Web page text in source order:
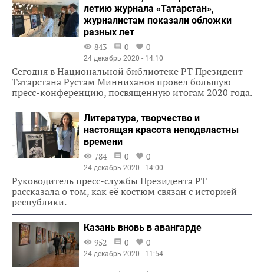
летию журнала «Татарстан»,
журналистам показали обложки
разных лет
843
0 0
24 декабрь 2020 - 14:10
Сегодня в Национальной библиотеке РТ Президент
Татарстана Рустам Минниханов провел большую
пресс-конференцию, посвященную итогам 2020 года.
Литература, творчество и
настоящая красота неподвластны
времени
784
0 0
24 декабрь 2020 - 14:00
Руководитель пресс-службы Президента РТ
рассказала о том, как её костюм связан с историей
республики.
Казань вновь в авангарде
952
0 0
24 декабрь 2020 - 11:54